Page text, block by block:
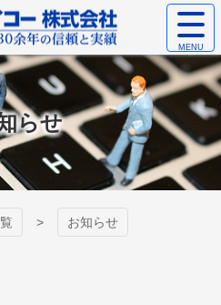
らせ
お知らせ
イコー
会社
サ
イ
ト
メ
ニ
ュ
ー
を
開
く